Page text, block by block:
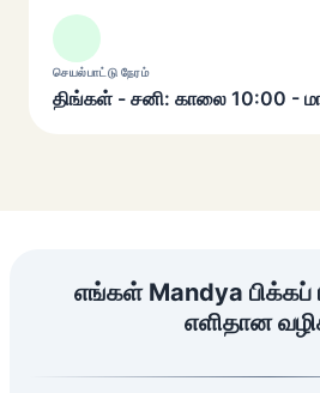
செயல்பாட்டு நேரம்
திங்கள் - சனி: காலை 10:00 -
எங்கள் Mandya பிக்கப்
எளிதான